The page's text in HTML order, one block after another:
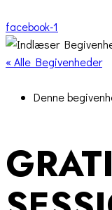
facebook-1
« Alle Begivenheder
Denne